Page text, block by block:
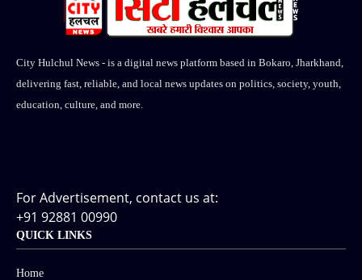
City Hulchul News - is a digital news platform based in Bokaro, Jharkhand,
delivering fast, reliable, and local news updates on politics, society, youth,
education, culture, and more.
For Advertisement, contact us at:
+91 92881 00990
QUICK LINKS
Home